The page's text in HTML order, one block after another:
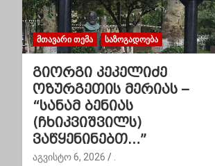
ვ
ი
გ
ა
ც
ᲛᲗᲐᲕᲐᲠᲘ ᲗᲔᲛᲐ ᲡᲐᲖᲝᲒᲐᲓᲝᲔᲑᲐ
გიორგი კეკელიძე
ოზურგეთის მერიას –
“სანამ ბენიას
(ჩხიკვიშვილს)
ვაწყენინებთ…”
აგვისტო 6, 2026